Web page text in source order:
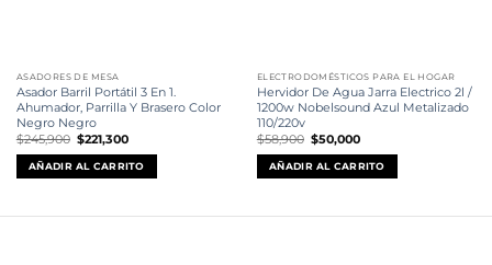
ASADORES DE MESA
Asador Barril Portátil 3 En 1.
Ahumador, Parrilla Y Brasero Color
Negro Negro
$245,900 El
precio
original
era:
$245,900.
$221,300El
actual
es:
$221,300.
AÑADIR AL CARRITO
ELECTRODOMÉSTICOS PARA EL HOGAR
Hervidor De Agua Jarra Electrico 2l /
1200w Nobelsound Azul Metalizado
110/220v
$58,900 El
precio
original
era:
$58,900.
$50,000El
actual
es:
$50,000.
AÑADIR AL CARRITO